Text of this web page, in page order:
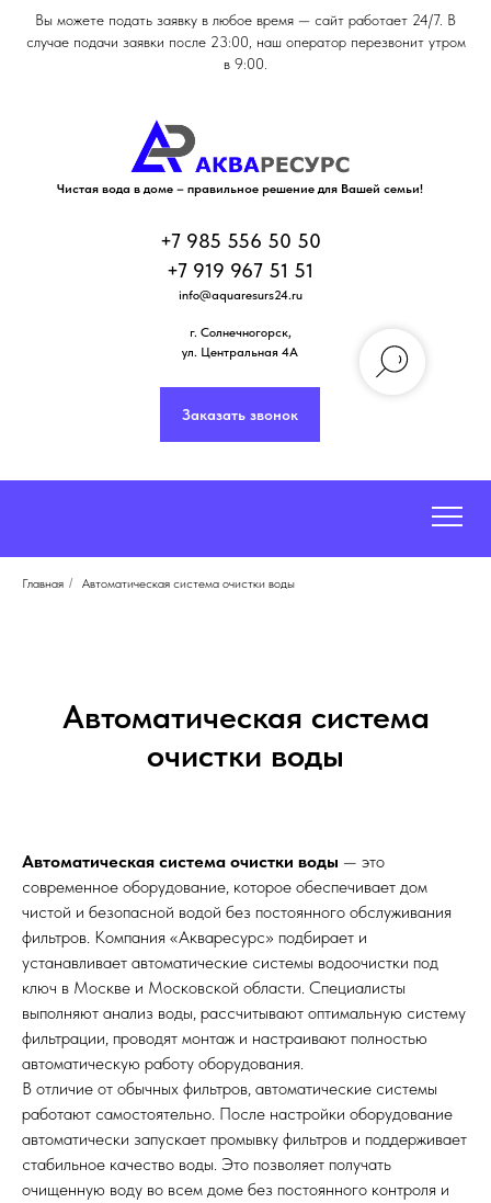
Вы можете подать заявку в любое время — сайт работает 24/7. В
случае подачи заявки после 23:00, наш оператор перезвонит утром
в 9:00.
Чистая вода в доме – правильное решение для Вашей семьи!
+7 985 556 50 50
+7 919 967 51 51
info@aquaresurs24.ru
г. Солнечногорск,
ул. Центральная 4А
Заказать звонок
Главная / Автоматическая система очистки воды
Автоматическая система
очистки воды
Автоматическая система очистки воды — это
современное оборудование, которое обеспечивает дом
чистой и безопасной водой без постоянного обслуживания
фильтров. Компания «Акваресурс» подбирает и
устанавливает автоматические системы водоочистки под
ключ в Москве и Московской области. Специалисты
выполняют анализ воды, рассчитывают оптимальную систему
фильтрации, проводят монтаж и настраивают полностью
автоматическую работу оборудования.
В отличие от обычных фильтров, автоматические системы
работают самостоятельно. После настройки оборудование
автоматически запускает промывку фильтров и поддерживает
стабильное качество воды. Это позволяет получать
очищенную воду во всем доме без постоянного контроля и